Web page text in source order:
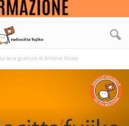
La seria giustizia di Antonio Nicaso